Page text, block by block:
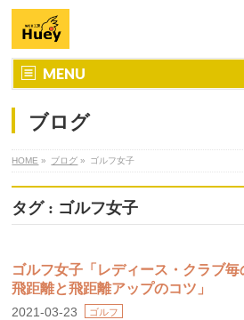
MENU
ブログ
HOME » ブログ » ゴルフ女子
タグ : ゴルフ女子
ゴルフ女子「レディース・クラブ毎
飛距離と飛距離アップのコツ」
2021-03-23 ゴルフ